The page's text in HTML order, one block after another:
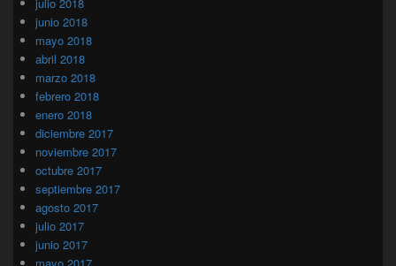
julio 2018
junio 2018
mayo 2018
abril 2018
marzo 2018
febrero 2018
enero 2018
diciembre 2017
noviembre 2017
octubre 2017
septiembre 2017
agosto 2017
julio 2017
junio 2017